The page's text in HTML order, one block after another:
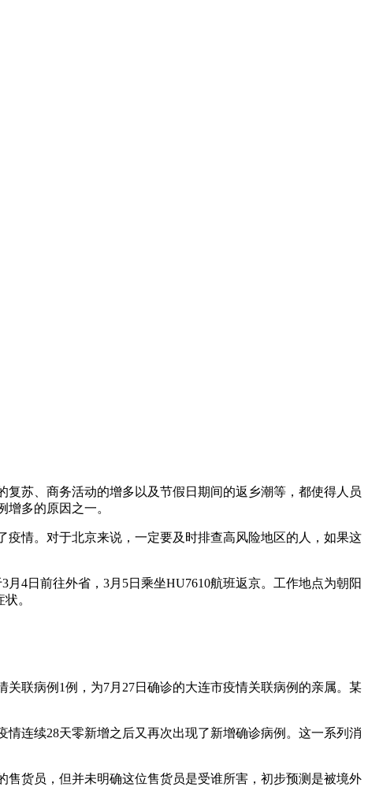
苏、商务活动的增多以及节假日期间的返乡潮等，都使得人员
多的原因之一。
情。对于北京来说，一定要及时排查高风险地区的人，如果这
4日前往外省，3月5日乘坐HU7610航班返京。工作地点为朝阳
。
联病例1例，为7月27日确诊的大连市疫情关联病例的亲属。某
连续28天零新增之后又再次出现了新增确诊病例。这一系列消
货员，但并未明确这位售货员是受谁所害，初步预测是被境外